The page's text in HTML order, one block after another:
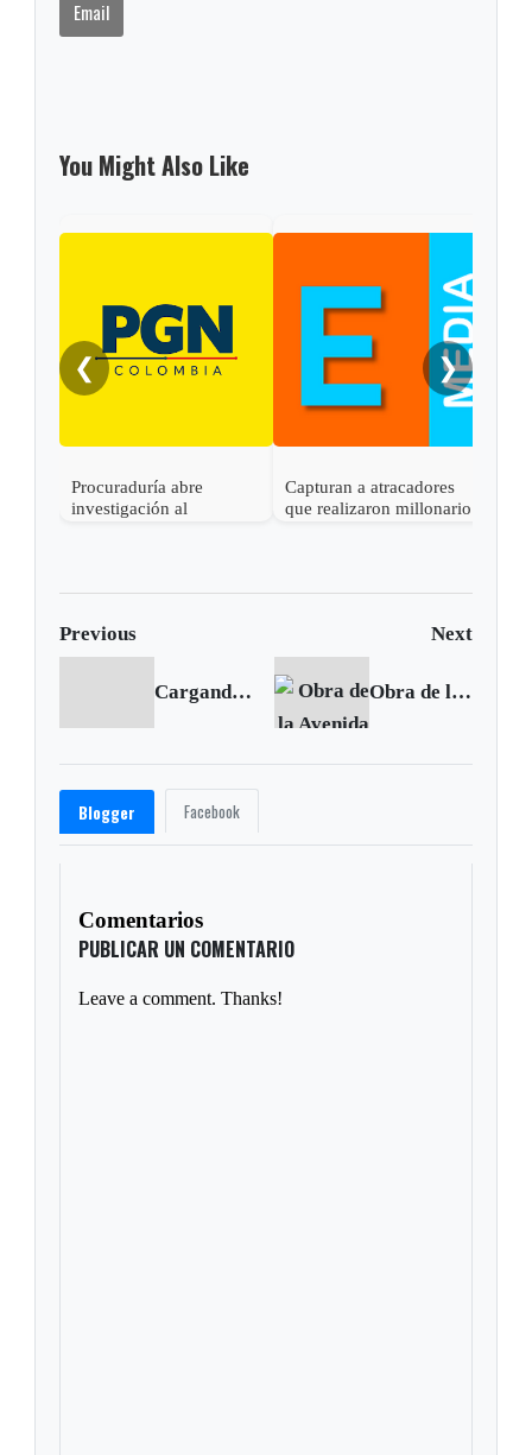
Email
You Might Also Like
❮
Procuraduría abre
investigación al
política
Capturan a atracadores
que realizaron millonario
❯
Previous Next
Cargando anterior... Obra de la Avenida Colón recibe luz verde
Blogger Facebook
Comentarios
PUBLICAR UN COMENTARIO
Leave a comment. Thanks!